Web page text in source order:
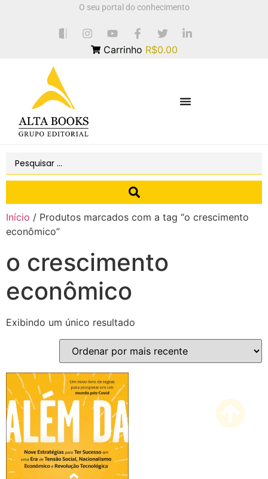
O seu portal do conhecimento
Carrinho R$0.00
Início / Produtos marcados com a tag “o crescimento
econômico”
o crescimento
econômico
Exibindo um único resultado